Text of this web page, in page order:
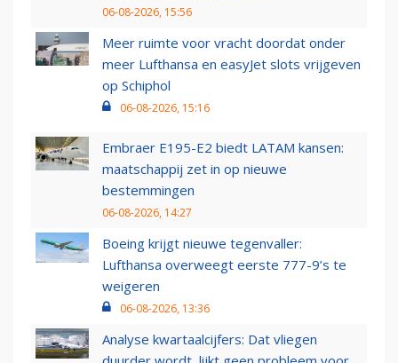
06-08-2026, 15:56
Meer ruimte voor vracht doordat onder
meer Lufthansa en easyJet slots vrijgeven
op Schiphol
06-08-2026, 15:16
Embraer E195-E2 biedt LATAM kansen:
maatschappij zet in op nieuwe
bestemmingen
06-08-2026, 14:27
Boeing krijgt nieuwe tegenvaller:
Lufthansa overweegt eerste 777-9’s te
weigeren
06-08-2026, 13:36
Analyse kwartaalcijfers: Dat vliegen